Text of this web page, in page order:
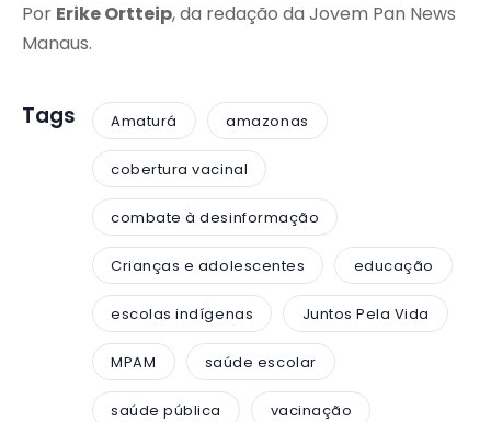
Por Erike Ortteip, da redação da Jovem Pan News
Manaus.
Tags Amaturá amazonas
cobertura vacinal
combate à desinformação
Crianças e adolescentes educação
escolas indígenas Juntos Pela Vida
MPAM saúde escolar
saúde pública vacinação